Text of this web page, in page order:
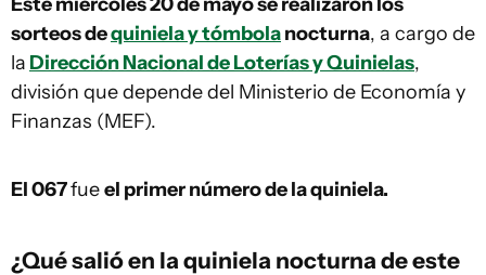
sorteos dequiniela y tómbolanocturna, a cargo de
laDirección Nacional de Loterías y Quinielas,
división que depende del Ministerio de Economía y
Finanzas (MEF).
El 067fueel primer número de la quiniela.
¿Qué salió en laquiniela nocturna de este